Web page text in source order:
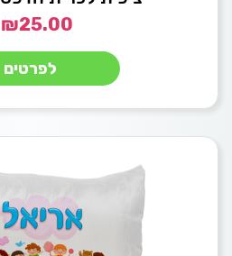
₪25.00
לפרטים